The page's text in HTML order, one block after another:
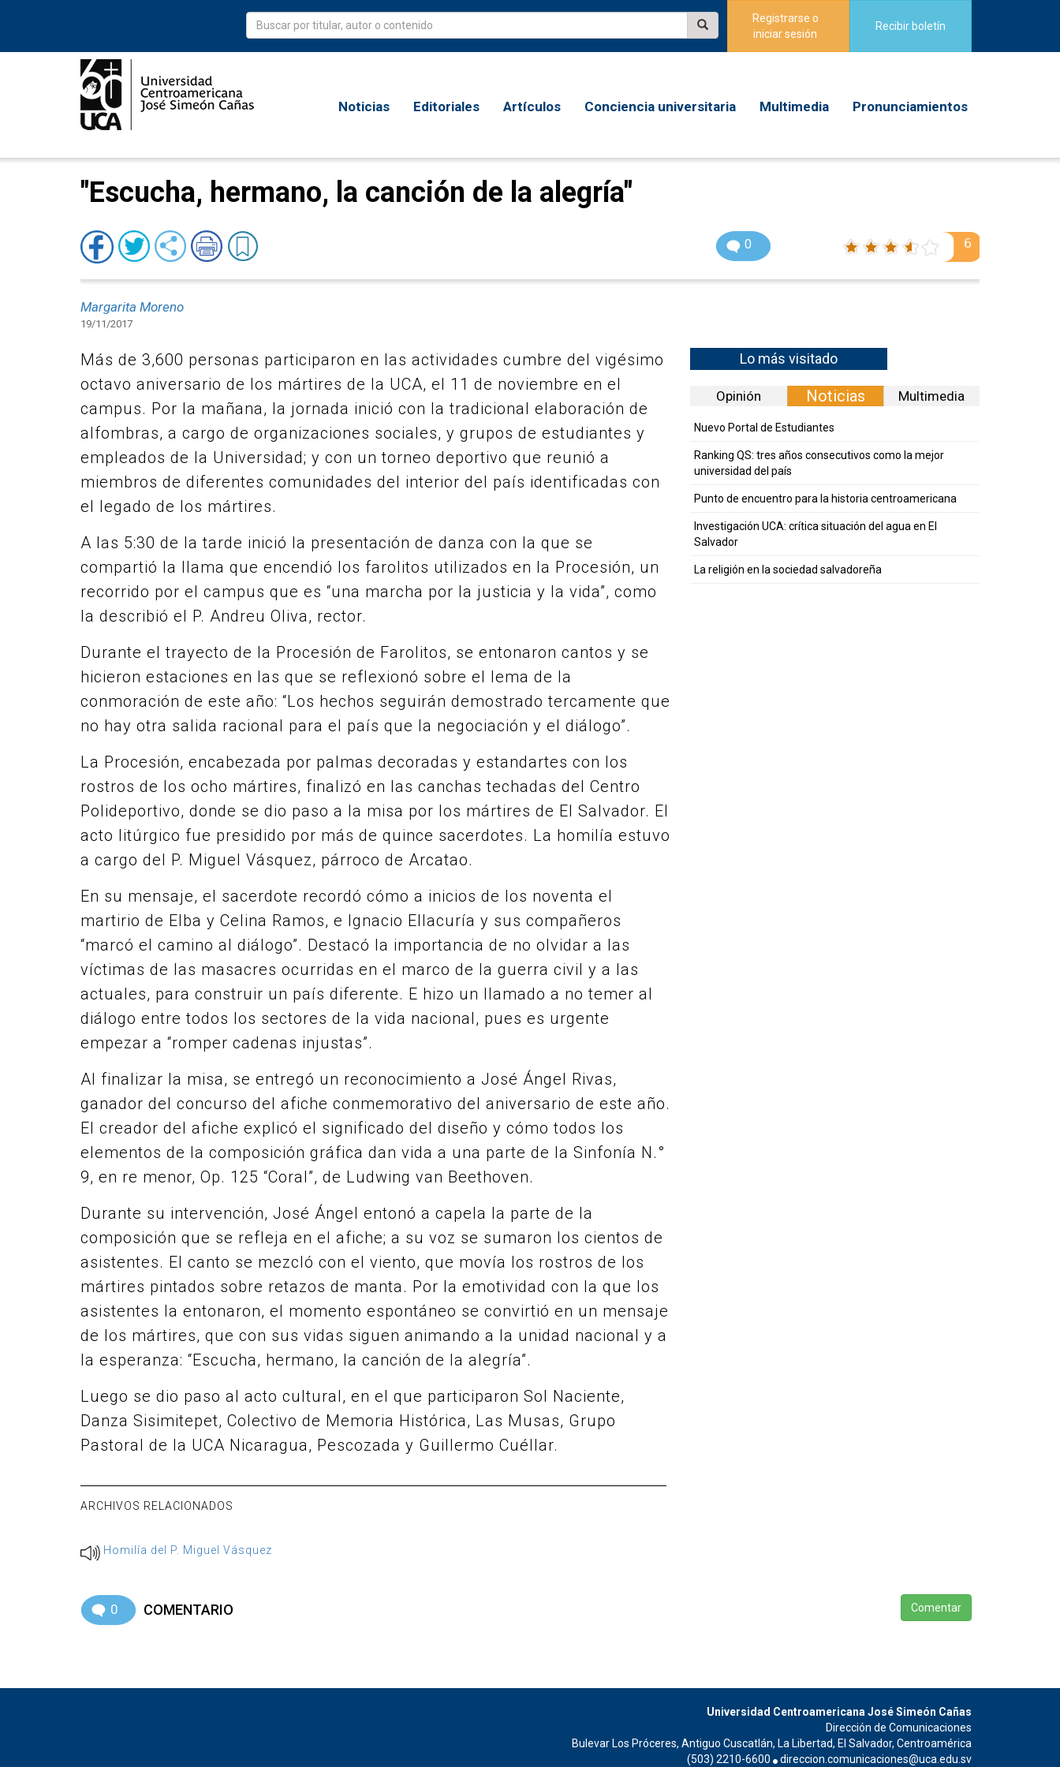
Registrarse o
iniciar sesión
Recibir boletín
Noticias Editoriales Artículos Conciencia universitaria Multimedia Pronunciamientos
"Escucha, hermano, la canción de la alegría"
0 6
Margarita Moreno
19/11/2017
Más de 3,600 personas participaron en las actividades cumbre del vigésimo
octavo aniversario de los mártires de la UCA, el 11 de noviembre en el
campus. Por la mañana, la jornada inició con la tradicional elaboración de
alfombras, a cargo de organizaciones sociales, y grupos de estudiantes y
empleados de la Universidad; y con un torneo deportivo que reunió a
miembros de diferentes comunidades del interior del país identificadas con
el legado de los mártires.
A las 5:30 de la tarde inició la presentación de danza con la que se
compartió la llama que encendió los farolitos utilizados en la Procesión, un
recorrido por el campus que es “una marcha por la justicia y la vida”, como
la describió el P. Andreu Oliva, rector.
Durante el trayecto de la Procesión de Farolitos, se entonaron cantos y se
hicieron estaciones en las que se reflexionó sobre el lema de la
conmoración de este año: “Los hechos seguirán demostrado tercamente que
no hay otra salida racional para el país que la negociación y el diálogo”.
La Procesión, encabezada por palmas decoradas y estandartes con los
rostros de los ocho mártires, finalizó en las canchas techadas del Centro
Polideportivo, donde se dio paso a la misa por los mártires de El Salvador. El
acto litúrgico fue presidido por más de quince sacerdotes. La homilía estuvo
a cargo del P. Miguel Vásquez, párroco de Arcatao.
En su mensaje, el sacerdote recordó cómo a inicios de los noventa el
martirio de Elba y Celina Ramos, e Ignacio Ellacuría y sus compañeros
“marcó el camino al diálogo”. Destacó la importancia de no olvidar a las
víctimas de las masacres ocurridas en el marco de la guerra civil y a las
actuales, para construir un país diferente. E hizo un llamado a no temer al
diálogo entre todos los sectores de la vida nacional, pues es urgente
empezar a “romper cadenas injustas”.
Al finalizar la misa, se entregó un reconocimiento a José Ángel Rivas,
ganador del concurso del afiche conmemorativo del aniversario de este año.
El creador del afiche explicó el significado del diseño y cómo todos los
elementos de la composición gráfica dan vida a una parte de la Sinfonía N.°
9, en re menor, Op. 125 “Coral”, de Ludwing van Beethoven.
Durante su intervención, José Ángel entonó a capela la parte de la
composición que se refleja en el afiche; a su voz se sumaron los cientos de
asistentes. El canto se mezcló con el viento, que movía los rostros de los
mártires pintados sobre retazos de manta. Por la emotividad con la que los
asistentes la entonaron, el momento espontáneo se convirtió en un mensaje
de los mártires, que con sus vidas siguen animando a la unidad nacional y a
la esperanza: “Escucha, hermano, la canción de la alegría”.
Luego se dio paso al acto cultural, en el que participaron Sol Naciente,
Danza Sisimitepet, Colectivo de Memoria Histórica, Las Musas, Grupo
Pastoral de la UCA Nicaragua, Pescozada y Guillermo Cuéllar.
ARCHIVOS RELACIONADOS
Homilía del P. Miguel Vásquez
Lo más visitado
Opinión Noticias Multimedia
Nuevo Portal de Estudiantes
Ranking QS: tres años consecutivos como la mejor
universidad del país
Punto de encuentro para la historia centroamericana
Investigación UCA: crítica situación del agua en El
Salvador
La religión en la sociedad salvadoreña
0 COMENTARIO Comentar
Universidad Centroamericana José Simeón Cañas
Dirección de Comunicaciones
Bulevar Los Próceres, Antiguo Cuscatlán, La Libertad, El Salvador, Centroamérica
(503) 2210-6600
direccion.comunicaciones@uca.edu.sv